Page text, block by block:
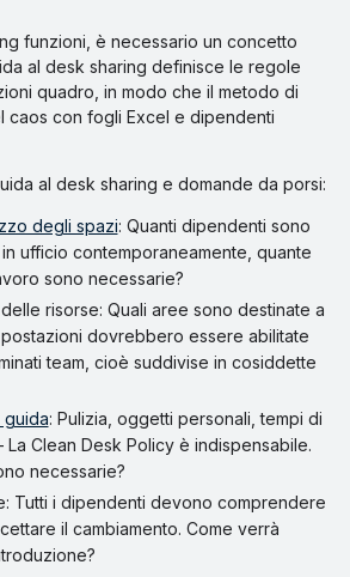
funzioni, è necessario un concetto
al desk sharing definisce le regole
quadro, in modo che il metodo di
caos con fogli Excel e dipendenti
al desk sharing e domande da porsi:
degli spazi: Quanti dipendenti sono
ufficio contemporaneamente, quante
sono necessarie?
risorse: Quali aree sono destinate a
postazioni dovrebbero essere abilitate
team, cioè suddivise in cosiddette
: Pulizia, oggetti personali, tempi di
La Clean Desk Policy è indispensabile.
necessarie?
Tutti i dipendenti devono comprendere
il cambiamento. Come verrà